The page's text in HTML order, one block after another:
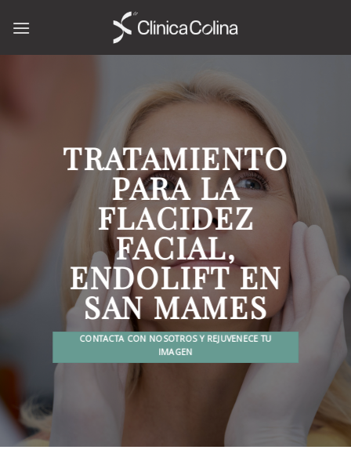
TRATAMIENTO
PARA LA
FLACIDEZ
FACIAL,
ENDOLIFT EN
SAN MAMES
CONTACTA CON NOSOTROS Y REJUVENECE TU
IMAGEN